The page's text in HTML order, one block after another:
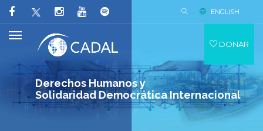
Derechos Humanos y
Solidaridad Democrática Internacional
ENGLISH
DONAR